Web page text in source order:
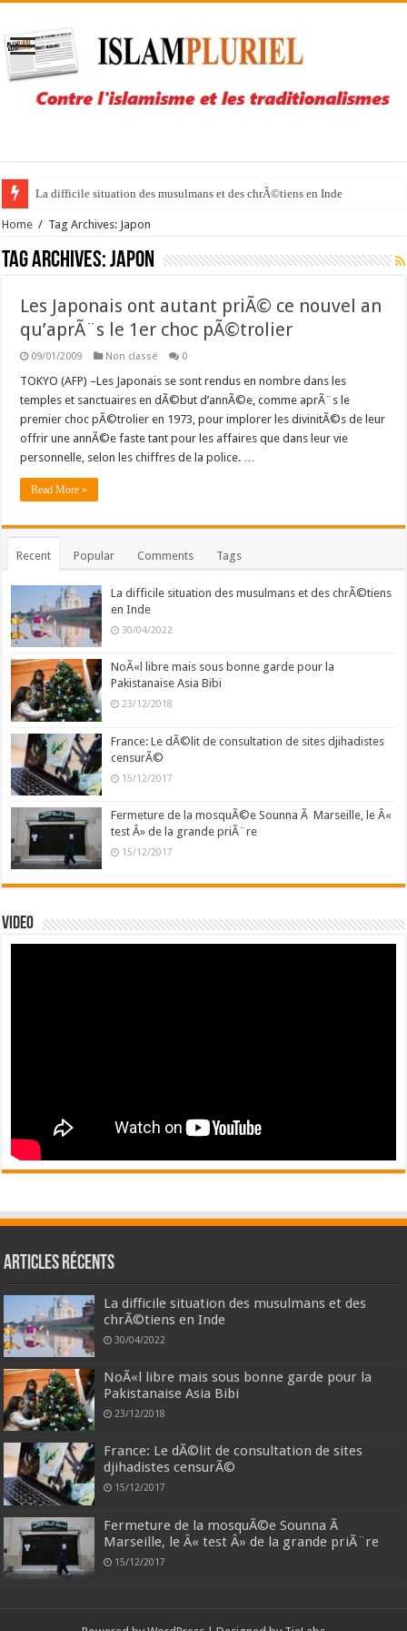
La difficile situation des musulmans et des chrÃ©tiens en Inde
Home / Tag Archives: Japon
Tag Archives:Japon
Les Japonais ont autant priÃ© ce nouvel an
qu’aprÃ¨s le 1er choc pÃ©trolier
09/01/2009 Non classé 0
TOKYO (AFP) –Les Japonais se sont rendus en nombre dans les
temples et sanctuaires en dÃ©but d’annÃ©e, comme aprÃ¨s le
premier choc pÃ©trolier en 1973, pour implorer les divinitÃ©s de leur
offrir une annÃ©e faste tant pour les affaires que dans leur vie
personnelle, selon les chiffres de la police. …
Read More »
Recent Popular Comments Tags
La difficile situation des musulmans et des chrÃ©tiens
en Inde
30/04/2022
NoÃ«l libre mais sous bonne garde pour la
Pakistanaise Asia Bibi
23/12/2018
France: Le dÃ©lit de consultation de sites djihadistes
censurÃ©
15/12/2017
Fermeture de la mosquÃ©e Sounna Ã Marseille, le Â«
test Â» de la grande priÃ¨re
15/12/2017
Video
Articles récents
La difficile situation des musulmans et des
chrÃ©tiens en Inde
30/04/2022
NoÃ«l libre mais sous bonne garde pour la
Pakistanaise Asia Bibi
23/12/2018
France: Le dÃ©lit de consultation de sites
djihadistes censurÃ©
15/12/2017
Fermeture de la mosquÃ©e Sounna Ã
Marseille, le Â« test Â» de la grande priÃ¨re
15/12/2017